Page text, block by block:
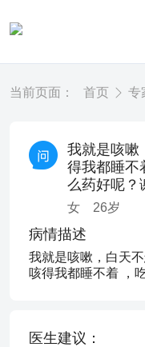
当前页面： 首页 专
我就是咳嗽
得我都睡不
么药好呢？
女 26岁
病情描述
我就是咳嗽，白天
咳得我都睡不着 ，
医生建议：